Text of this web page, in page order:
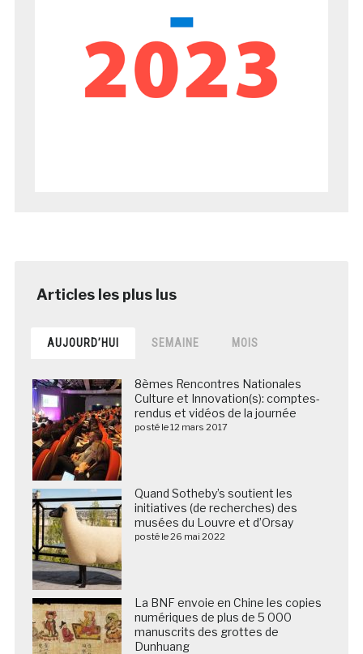
AUJOURD’HUI SEMAINE MOIS
8èmes Rencontres Nationales
Culture et Innovation(s): comptes-
rendus et vidéos de la journée
posté le 12 mars 2017
Quand Sotheby’s soutient les
initiatives (de recherches) des
musées du Louvre et d’Orsay
posté le 26 mai 2022
La BNF envoie en Chine les copies
numériques de plus de 5 000
manuscrits des grottes de
Dunhuang